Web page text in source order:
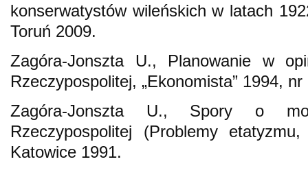
konserwatystów wileńskich w latach
Toruń 2009.
Zagóra-Jonszta U., Planowanie w
Rzeczypospolitej, „Ekonomista” 1994, nr
Zagóra-Jonszta U., Spory o
Rzeczypospolitej (Problemy
Katowice 1991.